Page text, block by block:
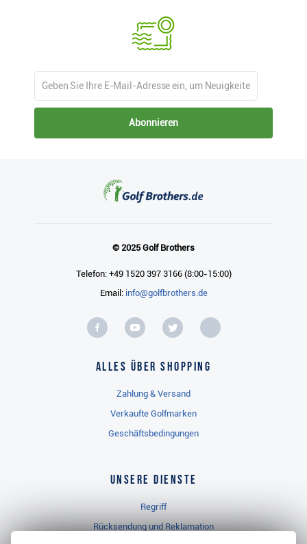
Abonnieren
© 2025 Golf Brothers
Telefon: +49 1520 397 3166 (8:00-15:00)
Email: info@golfbrothers.de
Alles über Shopping
Zahlung & Versand
Verkaufte Golfmarken
Geschäftsbedingungen
Unsere Dienste
Regriff
Rücksendung und Reklamation